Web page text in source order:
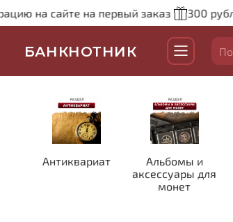
на сайте на первый заказ 300 рублей
БАНКНОТНИК
Антиквариат
Альбомы и
аксессуары для
монет